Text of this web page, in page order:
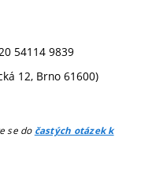
54114 9839
12, Brno 61600)
se do častých otázek k